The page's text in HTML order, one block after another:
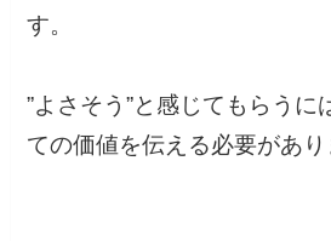
す。
”よさそう”と感じてもらうに
ての価値を伝える必要があり